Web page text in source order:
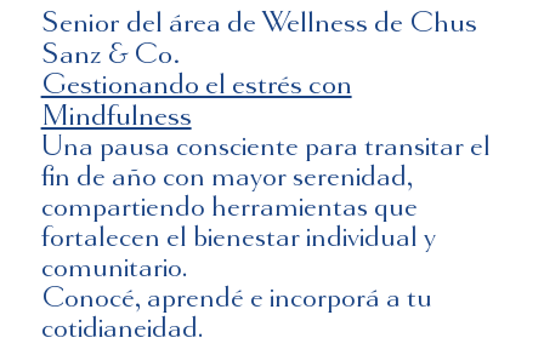
Senior del área de Wellness de Chus
Sanz & Co.
Gestionando el estrés con
Mindfulness
Una pausa consciente para transitar el
fin de año con mayor serenidad,
compartiendo herramientas que
fortalecen el bienestar individual y
comunitario.
Conocé, aprendé e incorporá a tu
cotidianeidad.